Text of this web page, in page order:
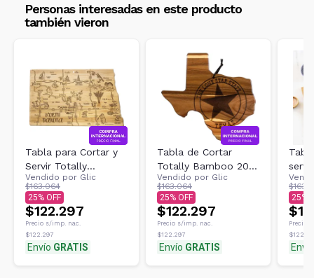
Personas interesadas en este producto
también vieron
Tabla para Cortar y
Servir Totally
Bamboo 20 8138
Vendido por Glic
$163.064
25
$122.297
Precio s/imp. nac.
$122.297
Envío GRATIS
Tabla de Cortar
Totally Bamboo 20
8167 de Madera
Vendido por Glic
$163.064
25
$122.297
Precio s/imp. nac.
$122.297
Envío GRATIS
25
Precio